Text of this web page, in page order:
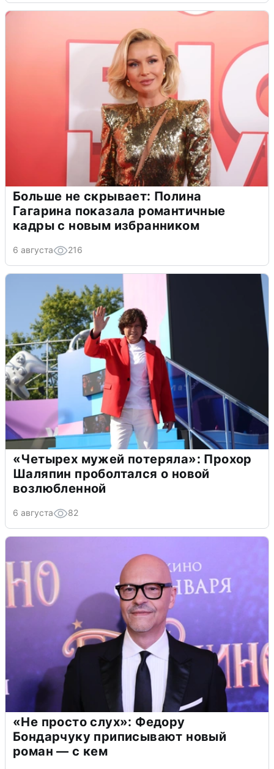
Больше не скрывает: Полина
Гагарина показала романтичные
кадры с новым избранником
6 августа 216
«Четырех мужей потеряла»: Прохор
Шаляпин проболтался о новой
возлюбленной
6 августа 82
«Не просто слух»: Федору
Бондарчуку приписывают новый
роман — с кем